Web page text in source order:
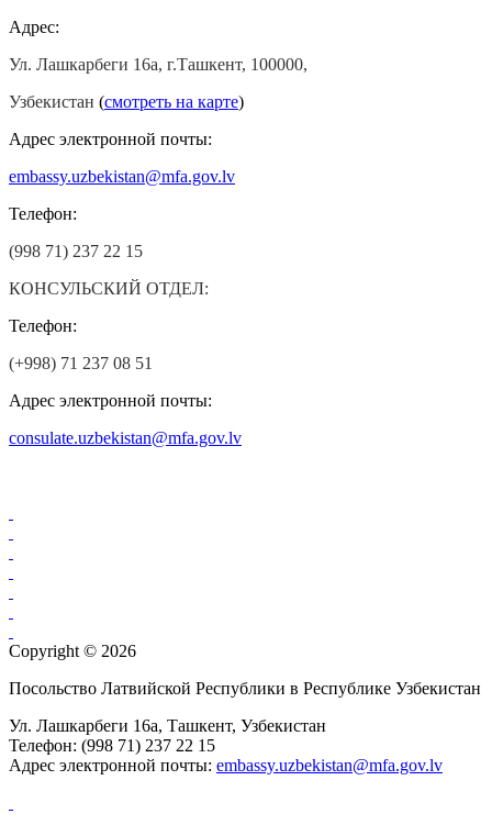
Адрес:
Ул. Лашкарбеги 16а, г.Ташкент, 100000,
Узбекистан (смотреть на карте)
Адрес электронной почты:
embassy.uzbekistan@mfa.gov.lv
Телефон:
(998 71) 237 22 15
КОНСУЛЬСКИЙ ОТДЕЛ:
Телефон:
(+998) 71 237 08 51
Адрес электронной почты:
consulate.uzbekistan@mfa.gov.lv
Copyright © 2026
Посольство Латвийской Республики в Республике Узбекистан
Ул. Лашкарбеги 16а, Ташкент, Узбекистан
Телефон: (998 71) 237 22 15
Aдрес электронной почты: embassy.uzbekistan@mfa.gov.lv